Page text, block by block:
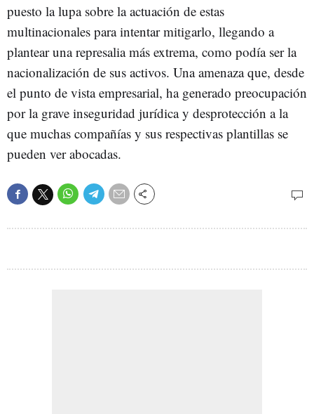
puesto la lupa sobre la actuación de estas
multinacionales para intentar mitigarlo, llegando a
plantear una represalia más extrema, como podía ser la
nacionalización de sus activos. Una amenaza que, desde
el punto de vista empresarial, ha generado preocupación
por la grave inseguridad jurídica y desprotección a la
que muchas compañías y sus respectivas plantillas se
pueden ver abocadas.